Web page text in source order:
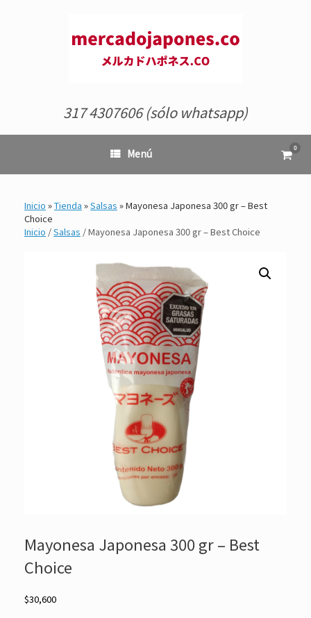
317 4307606 (sólo whatsapp)
Menú Ver
el
0
Inicio »Tienda »Salsas »Mayonesa Japonesa 300 gr – Best
Choice
Inicio /Salsas / Mayonesa Japonesa 300 gr – Best Choice
Mayonesa Japonesa 300 gr – Best
Choice
$30,600